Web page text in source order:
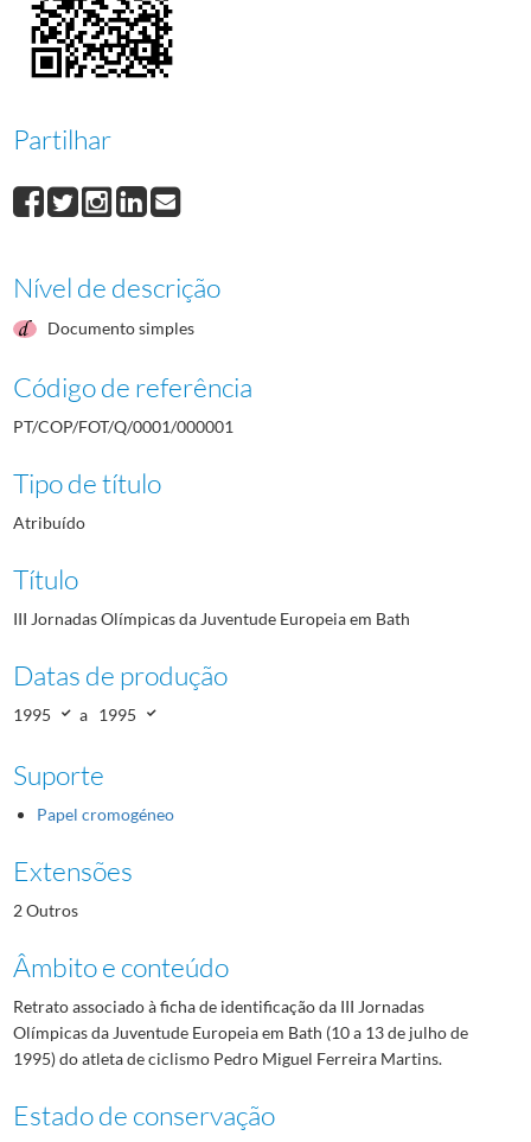
Partilhar
Nível de descrição
Documento simples
Código de referência
PT/COP/FOT/Q/0001/000001
Tipo de título
Atribuído
Título
III Jornadas Olímpicas da Juventude Europeia em Bath
Datas de produção
1995 a 1995
Suporte
Papel cromogéneo
Extensões
2 Outros
Âmbito e conteúdo
Retrato associado à ficha de identificação da III Jornadas
Olímpicas da Juventude Europeia em Bath (10 a 13 de julho de
1995) do atleta de ciclismo Pedro Miguel Ferreira Martins.
Estado de conservação